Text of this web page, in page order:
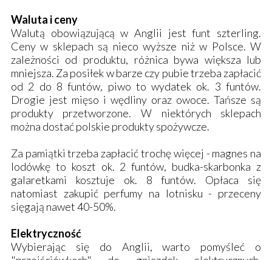
Waluta i ceny
Walutą obowiązującą w Anglii jest funt szterling.
Ceny w sklepach są nieco wyższe niż w Polsce. W
zależności od produktu, różnica bywa większa lub
mniejsza. Za posiłek w barze czy pubie trzeba zapłacić
od 2 do 8 funtów, piwo to wydatek ok. 3 funtów.
Drogie jest mięso i wędliny oraz owoce. Tańsze są
produkty przetworzone. W niektórych sklepach
można dostać polskie produkty spożywcze.
Za pamiątki trzeba zapłacić trochę więcej - magnes na
lodówkę to koszt ok. 2 funtów, budka-skarbonka z
galaretkami kosztuje ok. 8 funtów. Opłaca się
natomiast zakupić perfumy na lotnisku - przeceny
sięgają nawet 40-50%.
Elektryczność
Wybierając się do Anglii, warto pomyśleć o